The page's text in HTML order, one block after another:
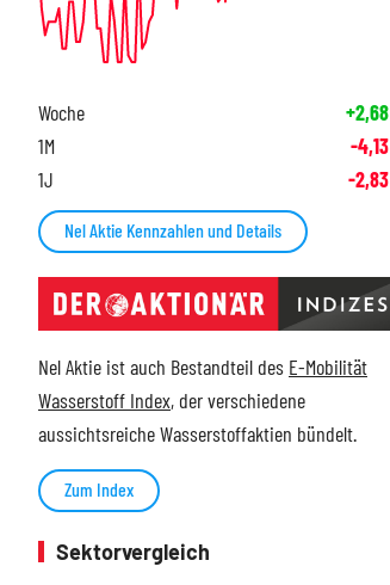
Woche +2,68
1M -4,13
1J -2,83
Nel Aktie Kennzahlen und Details
Nel Aktie ist auch Bestandteil des E-Mobilität
Wasserstoff Index, der verschiedene
aussichtsreiche Wasserstoffaktien bündelt.
Zum Index
Sektorvergleich